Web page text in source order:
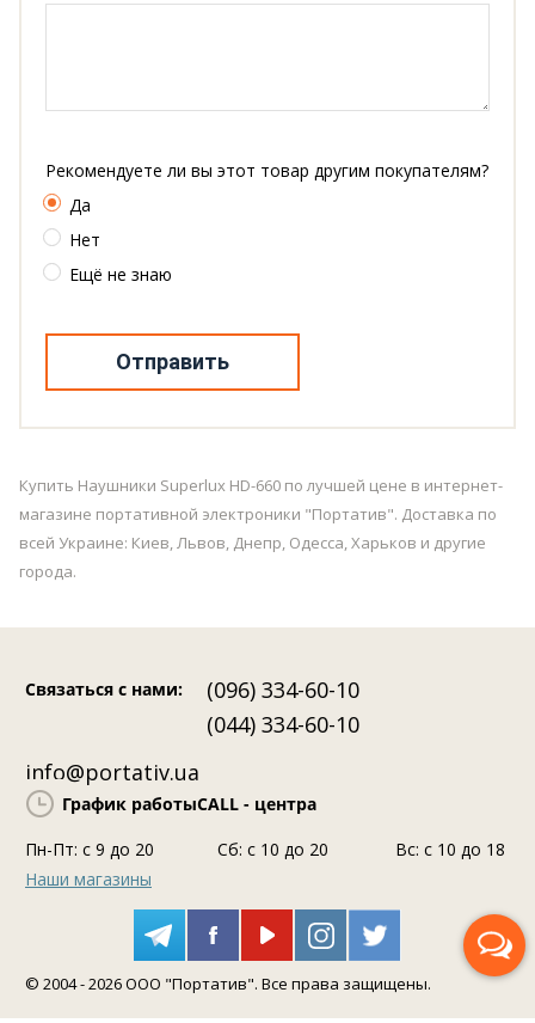
Рекомендуете ли вы этот товар другим покупателям?
Да
Нет
Ещё не знаю
Отправить
Купить Наушники Superlux HD-660 по лучшей цене в интернет-
магазине портативной электроники "Портатив". Доставка по
всей Украине: Киев, Львов, Днепр, Одесса, Харьков и другие
города.
Связаться с нами:
(096) 334-60-10
(044) 334-60-10
info@portativ.ua
График работыCALL - центра
Пн-Пт: c 9 до 20
Сб: с 10 до 20
Вс: с 10 до 18
Наши магазины
© 2004 - 2026 ООО "Портатив". Все права защищены.
Перезвоните мне